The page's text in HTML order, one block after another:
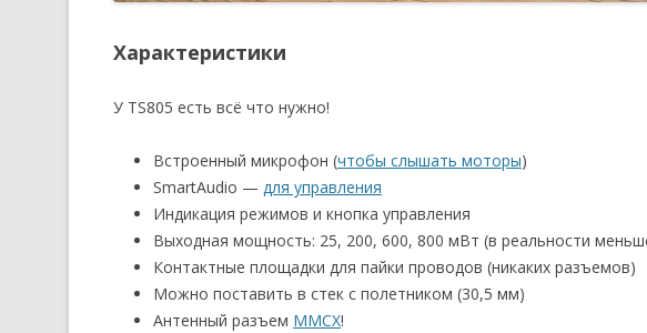
Характеристики
У TS805 есть всё что нужно!
Встроенный микрофон (чтобы слышать моторы)
SmartAudio — для управления
Индикация режимов и кнопка управления
Выходная мощность: 25, 200, 600, 800 мВт (в реальности
Контактные площадки для пайки проводов (никаких разъемов)
Можно поставить в стек с полетником (30,5 мм)
Антенный разъем MMCX!